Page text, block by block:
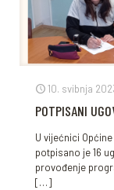
10. svibnja
POTPISANI
U vijećnici
potpisano je 16
provođenje
[…]